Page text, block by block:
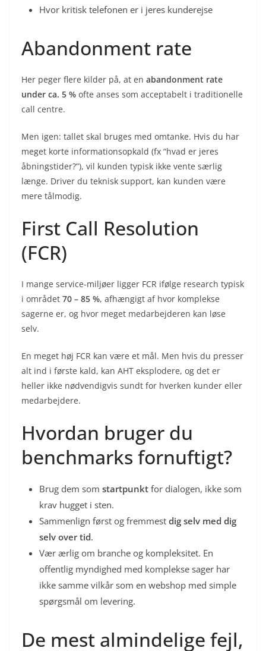
Hvor kritisk telefonen er i jeres kunderejse
Abandonment rate
Her peger flere kilder på, at en abandonment rate
under ca. 5 % ofte anses som acceptabelt i traditionelle
call centre.
Men igen: tallet skal bruges med omtanke. Hvis du har
meget korte informationsopkald (fx “hvad er jeres
åbningstider?”), vil kunden typisk ikke vente særlig
længe. Driver du teknisk support, kan kunden være
mere tålmodig.
First Call Resolution
(FCR)
I mange service-miljøer ligger FCR ifølge research typisk
i området 70 – 85 %, afhængigt af hvor komplekse
sagerne er, og hvor meget medarbejderen kan løse
selv.
En meget høj FCR kan være et mål. Men hvis du presser
alt ind i første kald, kan AHT eksplodere, og det er
heller ikke nødvendigvis sundt for hverken kunder eller
medarbejdere.
Hvordan bruger du
benchmarks fornuftigt?
Brug dem som startpunkt for dialogen, ikke som
krav hugget i sten.
Sammenlign først og fremmest dig selv med dig
selv over tid.
Vær ærlig om branche og kompleksitet. En
offentlig myndighed med komplekse sager har
ikke samme vilkår som en webshop med simple
spørgsmål om levering.
De mest almindelige fejl,